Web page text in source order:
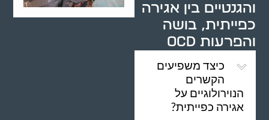
והגנטיים בין אגירה
כפייתית, בושה
והפרעות OCD
כיצד משפיעים
הקשרים
הנוירולוגיים על
אגירה כפייתית?